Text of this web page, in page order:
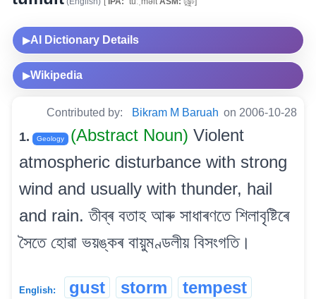
▶AI Dictionary Details
▶Wikipedia
Contributed by: Bikram M Baruah on 2006-10-28
1. Geology (Abstract Noun) Violent
atmospheric disturbance with strong
wind and usually with thunder, hail
and rain. তীব্ৰ বতাহ আৰু সাধাৰণতে শিলাবৃষ্টিৰে
সৈতে হোৱা ভয়ঙ্কৰ বায়ুমণ্ডলীয় বিসংগতি।
English: gust storm
tempest